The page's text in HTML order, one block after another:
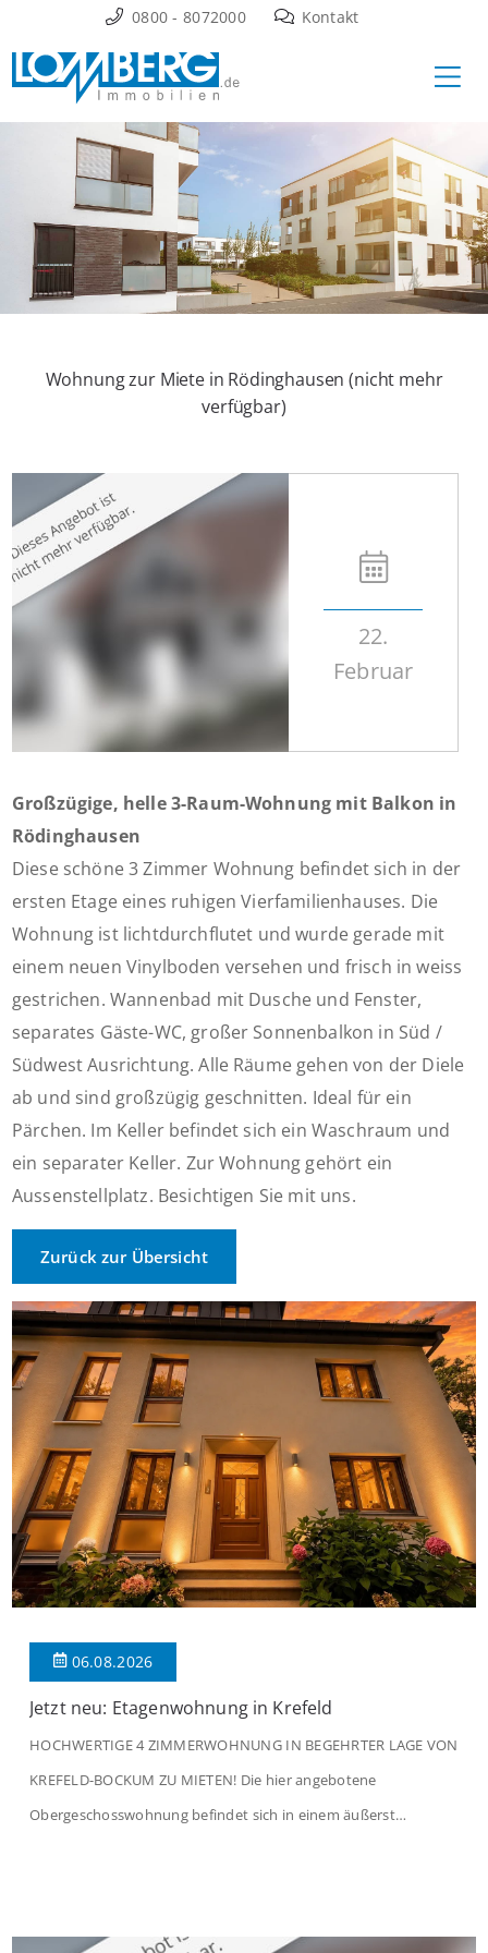
Inhalt
springen
0800 - 8072000 Kontakt
Wohnung zur Miete in Rödinghausen (nicht mehr
verfügbar)
22.
Februar
Großzügige, helle 3-Raum-Wohnung mit Balkon in
Rödinghausen
Diese schöne 3 Zimmer Wohnung befindet sich in der
ersten Etage eines ruhigen Vierfamilienhauses. Die
Wohnung ist lichtdurchflutet und wurde gerade mit
einem neuen Vinylboden versehen und frisch in weiss
gestrichen. Wannenbad mit Dusche und Fenster,
separates Gäste-WC, großer Sonnenbalkon in Süd /
Südwest Ausrichtung. Alle Räume gehen von der Diele
ab und sind großzügig geschnitten. Ideal für ein
Pärchen. Im Keller befindet sich ein Waschraum und
ein separater Keller. Zur Wohnung gehört ein
Aussenstellplatz. Besichtigen Sie mit uns.
Zurück zur Übersicht
06.08.2026
Jetzt neu: Etagenwohnung in Krefeld
HOCHWERTIGE 4 ZIMMERWOHNUNG IN BEGEHRTER LAGE VON
KREFELD-BOCKUM ZU MIETEN! Die hier angebotene
Obergeschosswohnung befindet sich in einem äußerst